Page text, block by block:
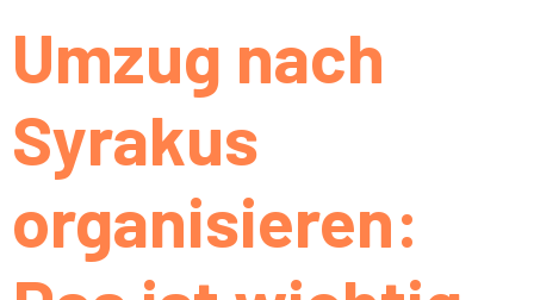
Umzug nach
Syrakus
organisieren: